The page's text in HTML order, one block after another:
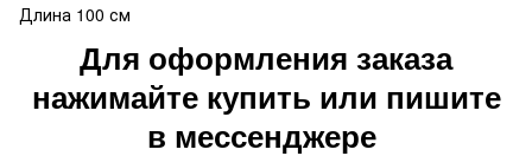
Длина 100 см
Для оформления заказа
нажимайте купить или пишите
в мессенджере